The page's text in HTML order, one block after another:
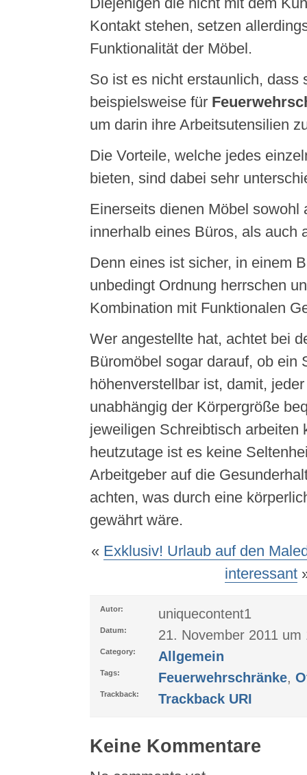
Kontakt stehen, setzen
Funktionalität der Möbel.
So ist es nicht erstaunlich, dass
beispielsweise für
um darin ihre Arbeitsutensilien
Die Vorteile, welche jedes
bieten, sind dabei sehr
Einerseits dienen Möbel sowohl
innerhalb eines Büros, als auch
Denn eines ist sicher, in einem
unbedingt Ordnung herrschen
Kombination mit Funktionalen
Wer angestellte hat, achtet bei
Büromöbel sogar darauf, ob ein
höhenverstellbar ist, damit,
unabhängig der Körpergröße
jeweiligen Schreibtisch arbeiten
heutzutage ist es keine
Arbeitgeber auf die
achten, was durch eine
gewährt wäre.
« Exklusiv! Urlaub auf den
interessant
Autor: uniquecontent1
Datum: 21. November 2011 um
Category: Allgemein
Tags: Feuerwehrschränke,
Trackback: Trackback URI
Keine Kommentare